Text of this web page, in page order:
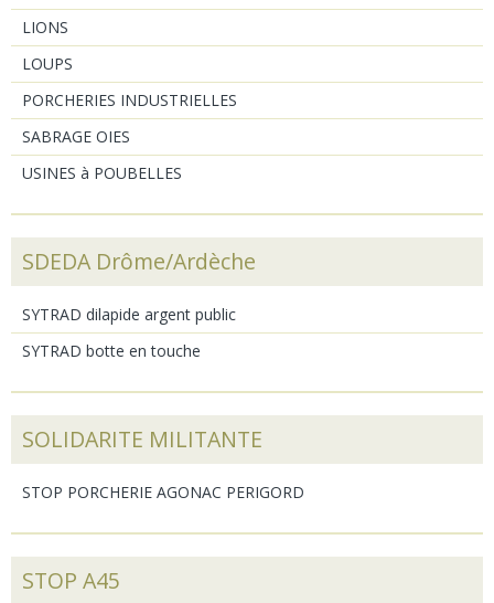
LIONS
LOUPS
PORCHERIES INDUSTRIELLES
SABRAGE OIES
USINES à POUBELLES
SDEDA Drôme/Ardèche
SYTRAD dilapide argent public
SYTRAD botte en touche
SOLIDARITE MILITANTE
STOP PORCHERIE AGONAC PERIGORD
STOP A45